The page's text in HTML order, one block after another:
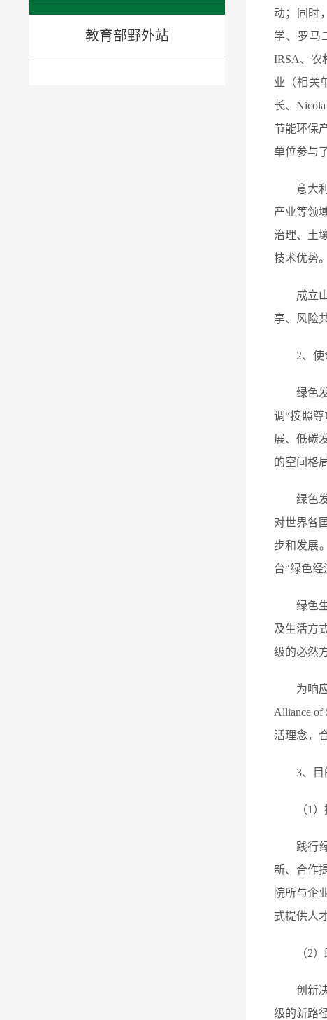
教育部野外站
动 ； 同时 ，
学、罗马
IRSA、农
业（相关
长、
节能环保
单位参与
意大
产业等领
治理、土
技术优势。
成立
享、风险
2、使
绿色
调“按照
展、低碳
的空间格
绿色
对世界各
步和发展
台“绿色经
绿色
及生活方
级的必然
为响
Alliance of
活理念，
3、目
（1
践行
新、合作
院所与企
式提供人
（2
创新
级的新路